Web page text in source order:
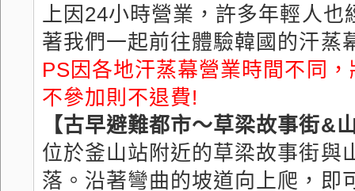
上因24小時營業，許多年輕人
著我們一起前往體驗韓國的汗蒸
PS因各地汗蒸幕營業時間不同
不參加則不退費!
【古早避難都市～草梁故事街&
位於釜山站附近的草梁故事街與
落。沿著彎曲的坡道向上爬，即